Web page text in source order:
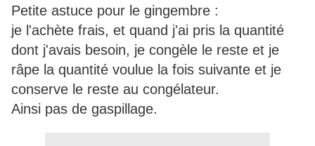
Petite astuce pour le gingembre :
je l'achète frais, et quand j'ai pris la quantité
dont j'avais besoin, je congèle le reste et je
râpe la quantité voulue la fois suivante et je
conserve le reste au congélateur.
Ainsi pas de gaspillage.